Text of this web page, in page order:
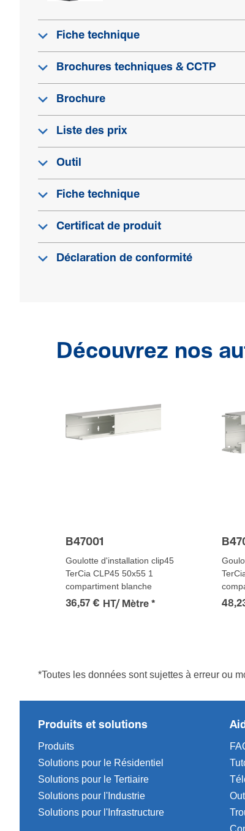
Fiche technique
Brochures techniques & CCTP
Brochure
Liste des prix
Outil
Fiche technique
Certificat de produit
Déclaration de conformité
Découvrez nos
B47001
Goulotte d'installation clip45
TerCia CLP45 50x55 1
compartiment blanche
36,57 € HT/ Mètre *
*Toutes les données sont sujettes à erreur ou
Produits et solutions
Produits
Solutions pour le Résidentiel
Solutions pour le Tertiaire
Solutions pour l'Industrie
Solutions pour l'Infrastructure